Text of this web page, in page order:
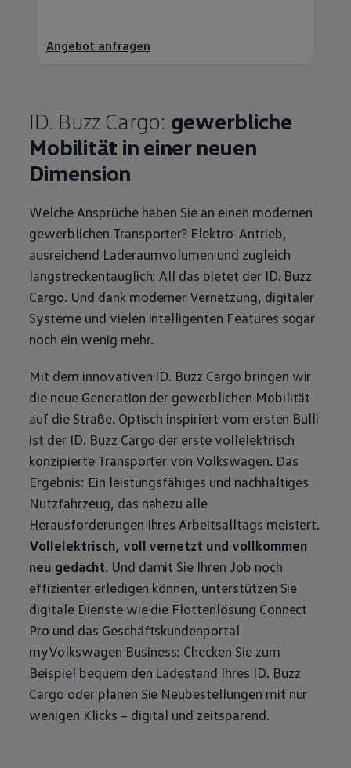
Angebot anfragen
ID. Buzz Cargo: gewerbliche
Mobilität in einer neuen
Dimension
Welche Ansprüche haben Sie an einen modernen
gewerblichen Transporter? Elektro-Antrieb,
ausreichend Laderaumvolumen und zugleich
langstreckentauglich: All das bietet der ID. Buzz
Cargo. Und dank moderner Vernetzung, digitaler
Systeme und vielen intelligenten Features sogar
noch ein wenig mehr.
Mit dem innovativen ID. Buzz Cargo bringen wir
die neue Generation der gewerblichen Mobilität
auf die Straße. Optisch inspiriert vom ersten Bulli
ist der ID. Buzz Cargo der erste vollelektrisch
konzipierte Transporter von Volkswagen. Das
Ergebnis: Ein leistungsfähiges und nachhaltiges
Nutzfahrzeug, das nahezu alle
Herausforderungen Ihres Arbeitsalltags meistert.
Vollelektrisch, voll vernetzt und vollkommen
neu gedacht. Und damit Sie Ihren Job noch
effizienter erledigen können, unterstützen Sie
digitale Dienste wie die Flottenlösung Connect
Pro und das Geschäftskundenportal
myVolkswagen Business: Checken Sie zum
Beispiel bequem den Ladestand Ihres ID. Buzz
Cargo oder planen Sie Neubestellungen mit nur
wenigen Klicks – digital und zeitsparend.